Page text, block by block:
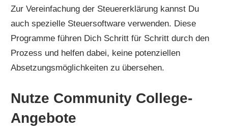
Zur Vereinfachung der Steuererklärung kannst Du
auch spezielle Steuersoftware verwenden. Diese
Programme führen Dich Schritt für Schritt durch den
Prozess und helfen dabei, keine potenziellen
Absetzungsmöglichkeiten zu übersehen.
Nutze Community College-
Angebote